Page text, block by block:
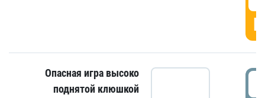
Опасная игра высоко
поднятой клюшкой